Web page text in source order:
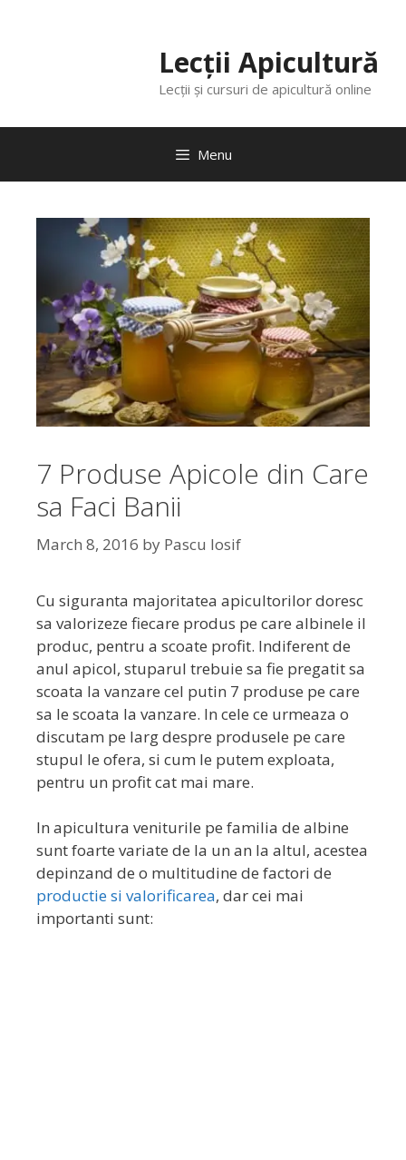
Lecții Apicultură
Lecții și cursuri de apicultură online
Menu
7 Produse Apicole din Care
sa Faci Banii
March 8, 2016 by Pascu Iosif
Cu siguranta majoritatea apicultorilor doresc
sa valorizeze fiecare produs pe care albinele il
produc, pentru a scoate profit. Indiferent de
anul apicol, stuparul trebuie sa fie pregatit sa
scoata la vanzare cel putin 7 produse pe care
sa le scoata la vanzare. In cele ce urmeaza o
discutam pe larg despre produsele pe care
stupul le ofera, si cum le putem exploata,
pentru un profit cat mai mare.
In apicultura veniturile pe familia de albine
sunt foarte variate de la un an la altul, acestea
depinzand de o multitudine de factori de
productie si valorificarea, dar cei mai
importanti sunt: